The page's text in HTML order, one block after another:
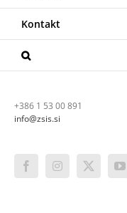
Kontakt
+386 1 53 00 891
info@zsis.si
FacebookInstagram
X